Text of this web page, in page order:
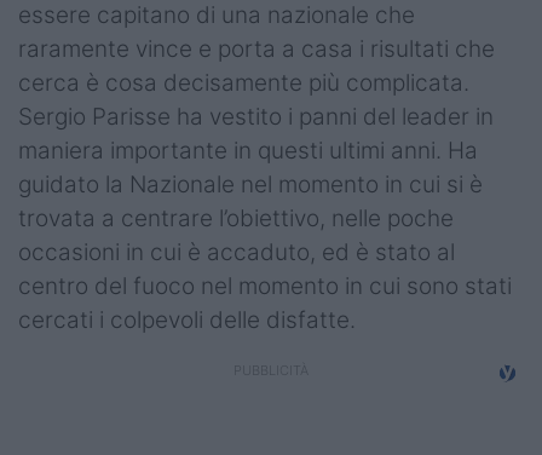
Challenge Cup
World Rugby
Rugby World Cup
Super Rugby
Rugby in TV
Mercato
essere capitano di una nazionale che
raramente vince e porta a casa i risultati che
cerca è cosa decisamente più complicata.
Sergio Parisse ha vestito i panni del leader in
maniera importante in questi ultimi anni. Ha
guidato la Nazionale nel momento in cui si è
trovata a centrare l’obiettivo, nelle poche
occasioni in cui è accaduto, ed è stato al
centro del fuoco nel momento in cui sono stati
cercati i colpevoli delle disfatte.